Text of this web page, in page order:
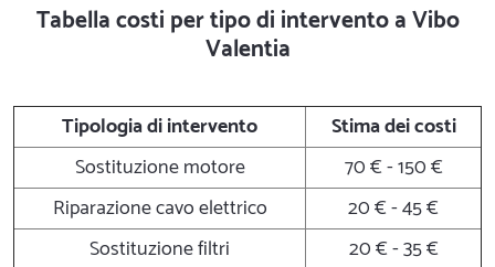
Tabella costi per tipo di intervento a Vibo
Valentia
Tipologia di intervento
Stima dei costi
Sostituzione motore
70 € - 150 €
Riparazione cavo elettrico
20 € - 45 €
Sostituzione filtri
20 € - 35 €